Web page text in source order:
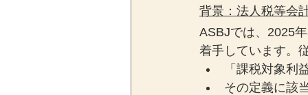
背景：法人税等会
ASBJでは、2025
着手しています。
「課税対象利
その定義に該